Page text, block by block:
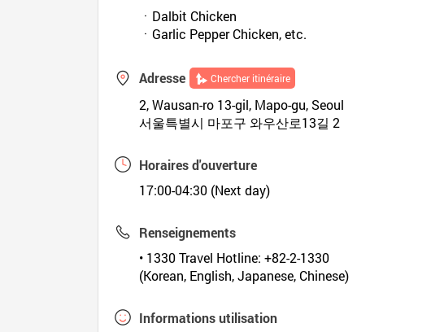
ㆍDalbit Chicken
ㆍGarlic Pepper Chicken, etc.
Adresse Chercher itinéraire
2, Wausan-ro 13-gil, Mapo-gu, Seoul
서울특별시 마포구 와우산로13길 2
Horaires d'ouverture
17:00-04:30 (Next day)
Renseignements
• 1330 Travel Hotline: +82-2-1330
(Korean, English, Japanese, Chinese)
Informations utilisation